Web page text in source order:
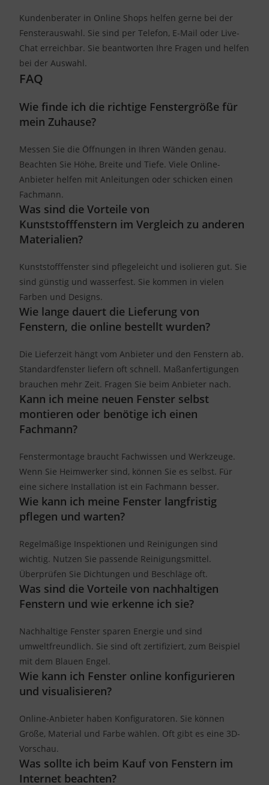
Kundenberater in Online Shops helfen gerne bei der
Fensterauswahl. Sie sind per Telefon, E-Mail oder Live-
Chat erreichbar. Sie beantworten Ihre Fragen und helfen
bei der Auswahl.
FAQ
Wie finde ich die richtige Fenstergröße für
mein Zuhause?
Messen Sie die Öffnungen in Ihren Wänden genau.
Beachten Sie Höhe, Breite und Tiefe. Viele Online-
Anbieter helfen mit Anleitungen oder schicken einen
Fachmann.
Was sind die Vorteile von
Kunststofffenstern im Vergleich zu anderen
Materialien?
Kunststofffenster sind pflegeleicht und isolieren gut. Sie
sind günstig und wasserfest. Sie kommen in vielen
Farben und Designs.
Wie lange dauert die Lieferung von
Fenstern, die online bestellt wurden?
Die Lieferzeit hängt vom Anbieter und den Fenstern ab.
Standardfenster liefern oft schnell. Maßanfertigungen
brauchen mehr Zeit. Fragen Sie beim Anbieter nach.
Kann ich meine neuen Fenster selbst
montieren oder benötige ich einen
Fachmann?
Fenstermontage braucht Fachwissen und Werkzeuge.
Wenn Sie Heimwerker sind, können Sie es selbst. Für
eine sichere Installation ist ein Fachmann besser.
Wie kann ich meine Fenster langfristig
pflegen und warten?
Regelmäßige Inspektionen und Reinigungen sind
wichtig. Nutzen Sie passende Reinigungsmittel.
Überprüfen Sie Dichtungen und Beschläge oft.
Was sind die Vorteile von nachhaltigen
Fenstern und wie erkenne ich sie?
Nachhaltige Fenster sparen Energie und sind
umweltfreundlich. Sie sind oft zertifiziert, zum Beispiel
mit dem Blauen Engel.
Wie kann ich Fenster online konfigurieren
und visualisieren?
Online-Anbieter haben Konfiguratoren. Sie können
Größe, Material und Farbe wählen. Oft gibt es eine 3D-
Vorschau.
Was sollte ich beim Kauf von Fenstern im
Internet beachten?